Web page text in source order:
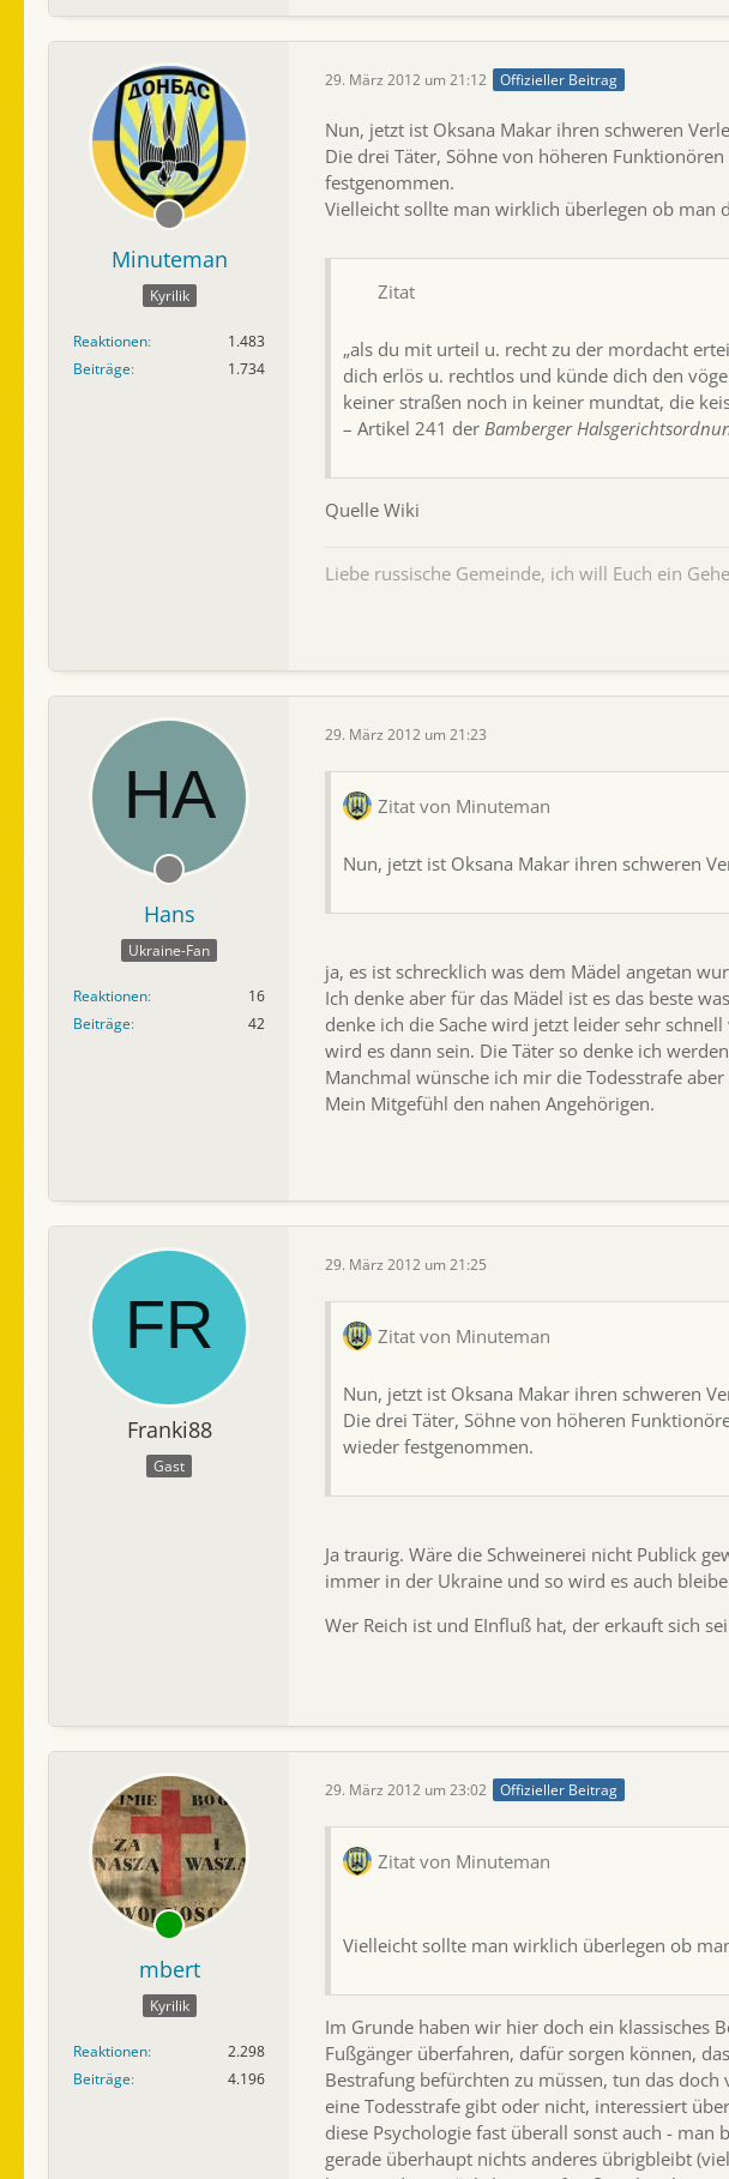
Minuteman
Kyrilik
Reaktionen
1.483
Beiträge
1.734
29. März 2012 um 21:12 Offizieller Beitrag
Nun, jetzt ist Oksana Makar ihren schweren
Die drei Täter, Söhne von höheren
festgenommen.
Vielleicht sollte man wirklich überlegen ob man
Zitat
„als du mit urteil u. recht zu der mordacht
dich erlös u. rechtlos und künde dich den
keiner straßen noch in keiner mundtat, die
– Artikel 241 der Bamberger
Quelle Wiki
Liebe russische Gemeinde, ich will Euch ein
Hans
Ukraine-Fan
Reaktionen
16
Beiträge
42
29. März 2012 um 21:23
Zitat von Minuteman
Nun, jetzt ist Oksana Makar ihren schweren
ja, es ist schrecklich was dem Mädel angetan
Ich denke aber für das Mädel ist es das beste
denke ich die Sache wird jetzt leider sehr
wird es dann sein. Die Täter so denke ich
Manchmal wünsche ich mir die Todesstrafe
Mein Mitgefühl den nahen Angehörigen.
Franki88
Gast
29. März 2012 um 21:25
Zitat von Minuteman
Nun, jetzt ist Oksana Makar ihren schweren
Die drei Täter, Söhne von höheren
wieder festgenommen.
Ja traurig. Wäre die Schweinerei nicht Publick
immer in der Ukraine und so wird es auch
Wer Reich ist und EInfluß hat, der erkauft sich
mbert
Kyrilik
Reaktionen
2.298
Beiträge
4.196
29. März 2012 um 23:02 Offizieller Beitrag
Zitat von Minuteman
Vielleicht sollte man wirklich überlegen ob
Im Grunde haben wir hier doch ein klassisches
Fußgänger überfahren, dafür sorgen können,
Bestrafung befürchten zu müssen, tun das
eine Todesstrafe gibt oder nicht, interessiert
diese Psychologie fast überall sonst auch -
gerade überhaupt nichts anderes übrigbleibt